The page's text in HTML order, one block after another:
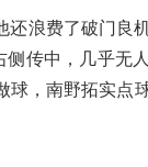
浪费了破门良
传中，几乎无
球，南野拓实点